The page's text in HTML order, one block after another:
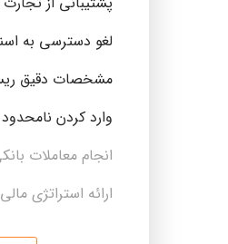
لغو دسترسی به
مشخصات دقیق
وارد کردن
انجام معاملات
ارائه استراتژی مالی